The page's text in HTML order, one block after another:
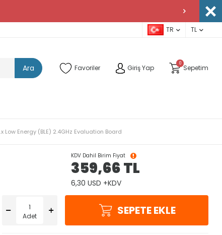
TR TL
Ara Favoriler Giriş Yap
0
Sepetim
Energy (BLE) 2.4GHz Evaluation Board
KDV Dahil Birim Fiyat
359,66TL
6,30 USD +KDV
Adet SEPETE EKLE